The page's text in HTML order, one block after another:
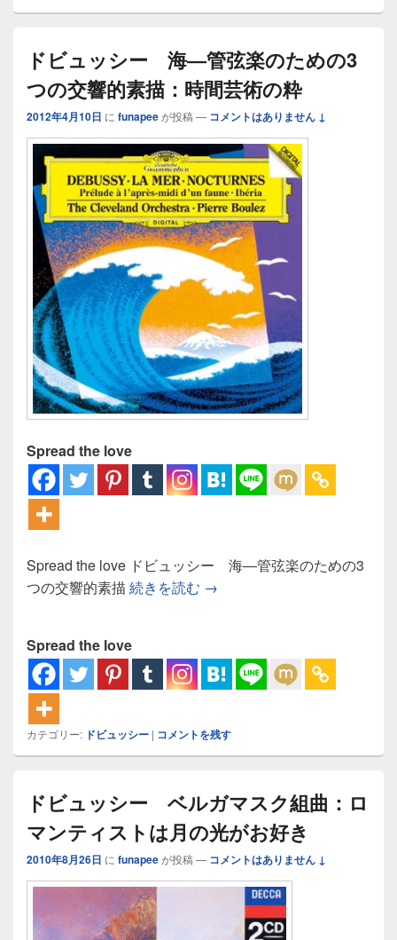
ドビュッシー 海―管弦楽のための3
つの交響的素描：時間芸術の粋
2012年4月10日 に funapeeが投稿 — コメントはありません ↓
Spread the love
Spread the love ドビュッシー 海―管弦楽のための3
つの交響的素描 続きを読む ドビュッシー 海―管弦楽の
→
Spread the love
カテゴリー: ドビュッシー | コメントを残す
ドビュッシー ベルガマスク組曲：ロ
マンティストは月の光がお好き
2010年8月26日 に funapeeが投稿 — コメントはありません ↓